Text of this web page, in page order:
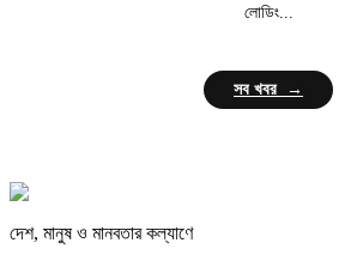
লোডিং...
সব খবর →
দেশ, মানুষ ও মানবতার কল্যাণে